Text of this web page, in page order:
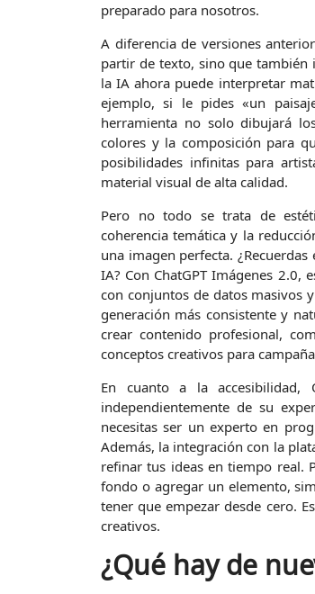
preparado para nosotros.
A diferencia de versiones
partir de texto, sino que también
la IA ahora puede interpretar
ejemplo, si le pides «un
herramienta no solo dibujará
colores y la composición para
posibilidades infinitas para
material visual de alta calidad.
Pero no todo se trata de
coherencia temática y la
una imagen perfecta.
IA? Con ChatGPT Imágenes 2.0,
con conjuntos de datos masivos
generación más consistente y
crear contenido profesional,
conceptos creativos para
En cuanto a la accesibilidad,
independientemente de su
necesitas ser un experto en
Además, la integración con la
refinar tus ideas en tiempo real.
fondo o agregar un elemento,
tener que empezar desde cero.
creativos.
¿Qué hay de